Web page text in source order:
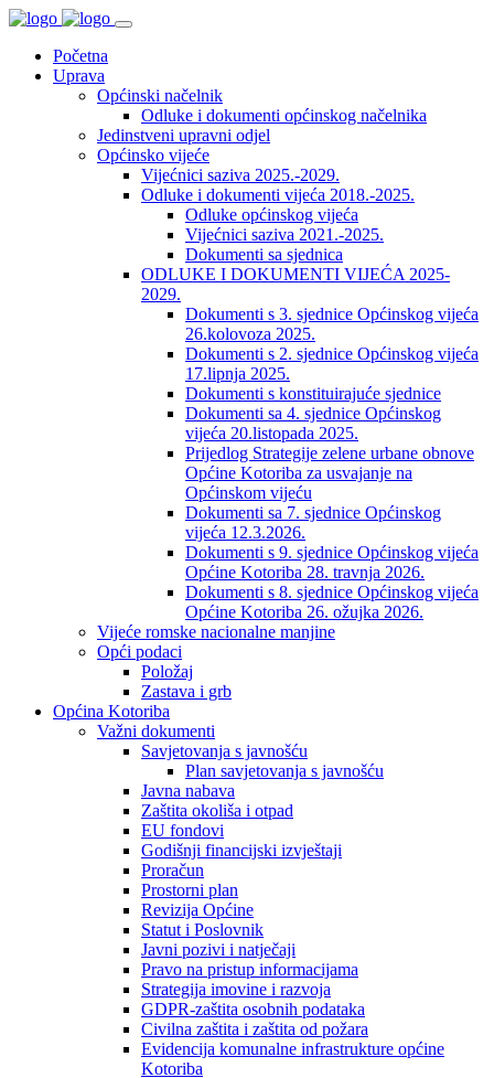
Početna
Uprava
Općinski načelnik
Odluke i dokumenti općinskog načelnika
Jedinstveni upravni odjel
Općinsko vijeće
Vijećnici saziva 2025.-2029.
Odluke i dokumenti vijeća 2018.-2025.
Odluke općinskog vijeća
Vijećnici saziva 2021.-2025.
Dokumenti sa sjednica
ODLUKE I DOKUMENTI VIJEĆA 2025-
2029.
Dokumenti s 3. sjednice Općinskog vijeća
26.kolovoza 2025.
Dokumenti s 2. sjednice Općinskog vijeća
17.lipnja 2025.
Dokumenti s konstituirajuće sjednice
Dokumenti sa 4. sjednice Općinskog
vijeća 20.listopada 2025.
Prijedlog Strategije zelene urbane obnove
Općine Kotoriba za usvajanje na
Općinskom vijeću
Dokumenti sa 7. sjednice Općinskog
vijeća 12.3.2026.
Dokumenti s 9. sjednice Općinskog vijeća
Općine Kotoriba 28. travnja 2026.
Dokumenti s 8. sjednice Općinskog vijeća
Općine Kotoriba 26. ožujka 2026.
Vijeće romske nacionalne manjine
Opći podaci
Položaj
Zastava i grb
Općina Kotoriba
Važni dokumenti
Savjetovanja s javnošću
Plan savjetovanja s javnošću
Javna nabava
Zaštita okoliša i otpad
EU fondovi
Godišnji financijski izvještaji
Proračun
Prostorni plan
Revizija Općine
Statut i Poslovnik
Javni pozivi i natječaji
Pravo na pristup informacijama
Strategija imovine i razvoja
GDPR-zaštita osobnih podataka
Civilna zaštita i zaštita od požara
Evidencija komunalne infrastrukture općine
Kotoriba